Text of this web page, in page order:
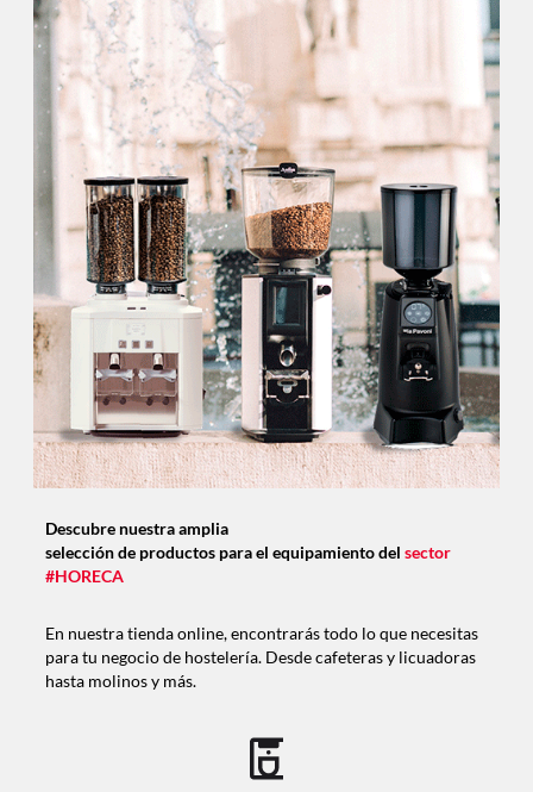
Descubre nuestra amplia
selección de productos para el equipamiento del sector
#HORECA
En nuestra tienda online, encontrarás todo lo que necesitas
para tu negocio de hostelería. Desde cafeteras y licuadoras
hasta molinos y más.